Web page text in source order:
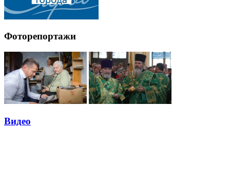
Фоторепортажи
Видео